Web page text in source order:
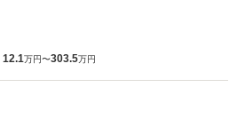
12.1万円〜303.5万円